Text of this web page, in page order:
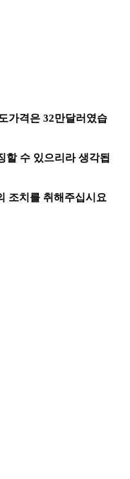
가격은 32만달러였습
할 수 있으리라 생각됩
조치를 취해주십시요